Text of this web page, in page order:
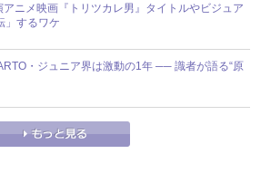
ニメ映画『トリツカレ男』タイトルやビジュア
」するワケ
・ジュニア界は激動の1年 ── 識者が語る“原